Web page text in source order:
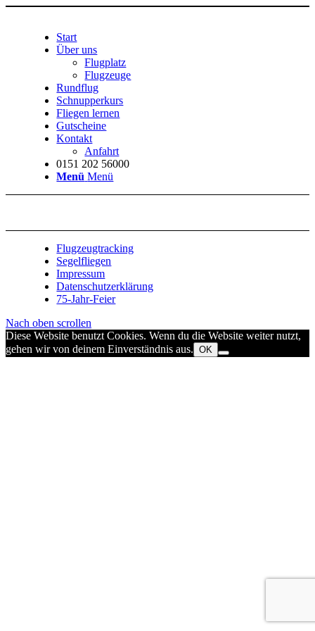
Start
Über uns
Flugplatz
Flugzeuge
Rundflug
Schnupperkurs
Fliegen lernen
Gutscheine
Kontakt
Anfahrt
0151 202 56000
Menü Menü
Flugzeugtracking
Segelfliegen
Impressum
Datenschutzerklärung
75-Jahr-Feier
Nach oben scrollen
Diese Website benutzt Cookies. Wenn du die Website weiter nutzt,
gehen wir von deinem Einverständnis aus. OK